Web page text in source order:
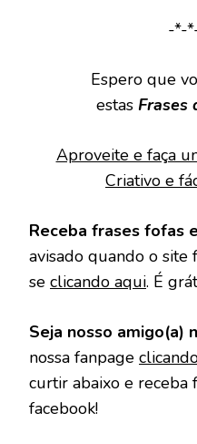
-*-
Espero que
estas Frases
Aproveite e faça
Criativo e
Receba frases fofas
avisado quando o site
se clicando aqui. É
Seja nosso amigo(a)
nossa fanpage
curtir abaixo e receba
facebook!